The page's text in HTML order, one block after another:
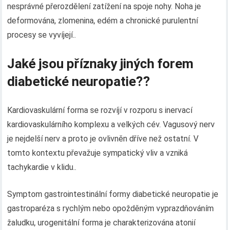
nesprávné přerozdělení zatížení na spoje nohy. Noha je
deformována, zlomenina, edém a chronické purulentní
procesy se vyvíjejí..
Jaké jsou příznaky jiných forem
diabetické neuropatie??
Kardiovaskulární forma se rozvíjí v rozporu s inervací
kardiovaskulárního komplexu a velkých cév. Vagusový nerv
je nejdelší nerv a proto je ovlivněn dříve než ostatní. V
tomto kontextu převažuje sympatický vliv a vzniká
tachykardie v klidu..
Symptom gastrointestinální formy diabetické neuropatie je
gastroparéza s rychlým nebo opožděným vyprazdňováním
žaludku, urogenitální forma je charakterizována atonií